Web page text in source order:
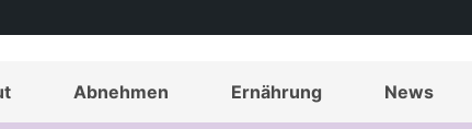
Abnehmen Ernährung News